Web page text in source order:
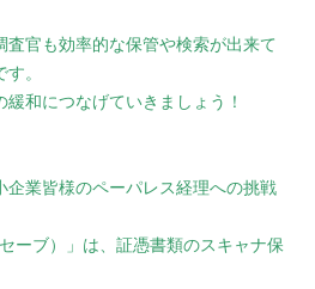
査官も効率的な保管や検索が出来て
。
和につなげていきましょう！
企業皆様のペーパレス経理への挑戦
ーブ）」は、証憑書類のスキャナ保